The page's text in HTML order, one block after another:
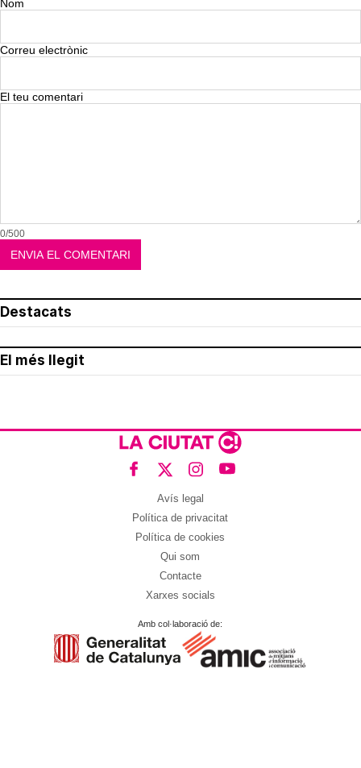
Nom
Correu electrònic
El teu comentari
0/500
Destacats
El més llegit
Avís legal
Política de privacitat
Política de cookies
Qui som
Contacte
Xarxes socials
Amb col·laboració de: